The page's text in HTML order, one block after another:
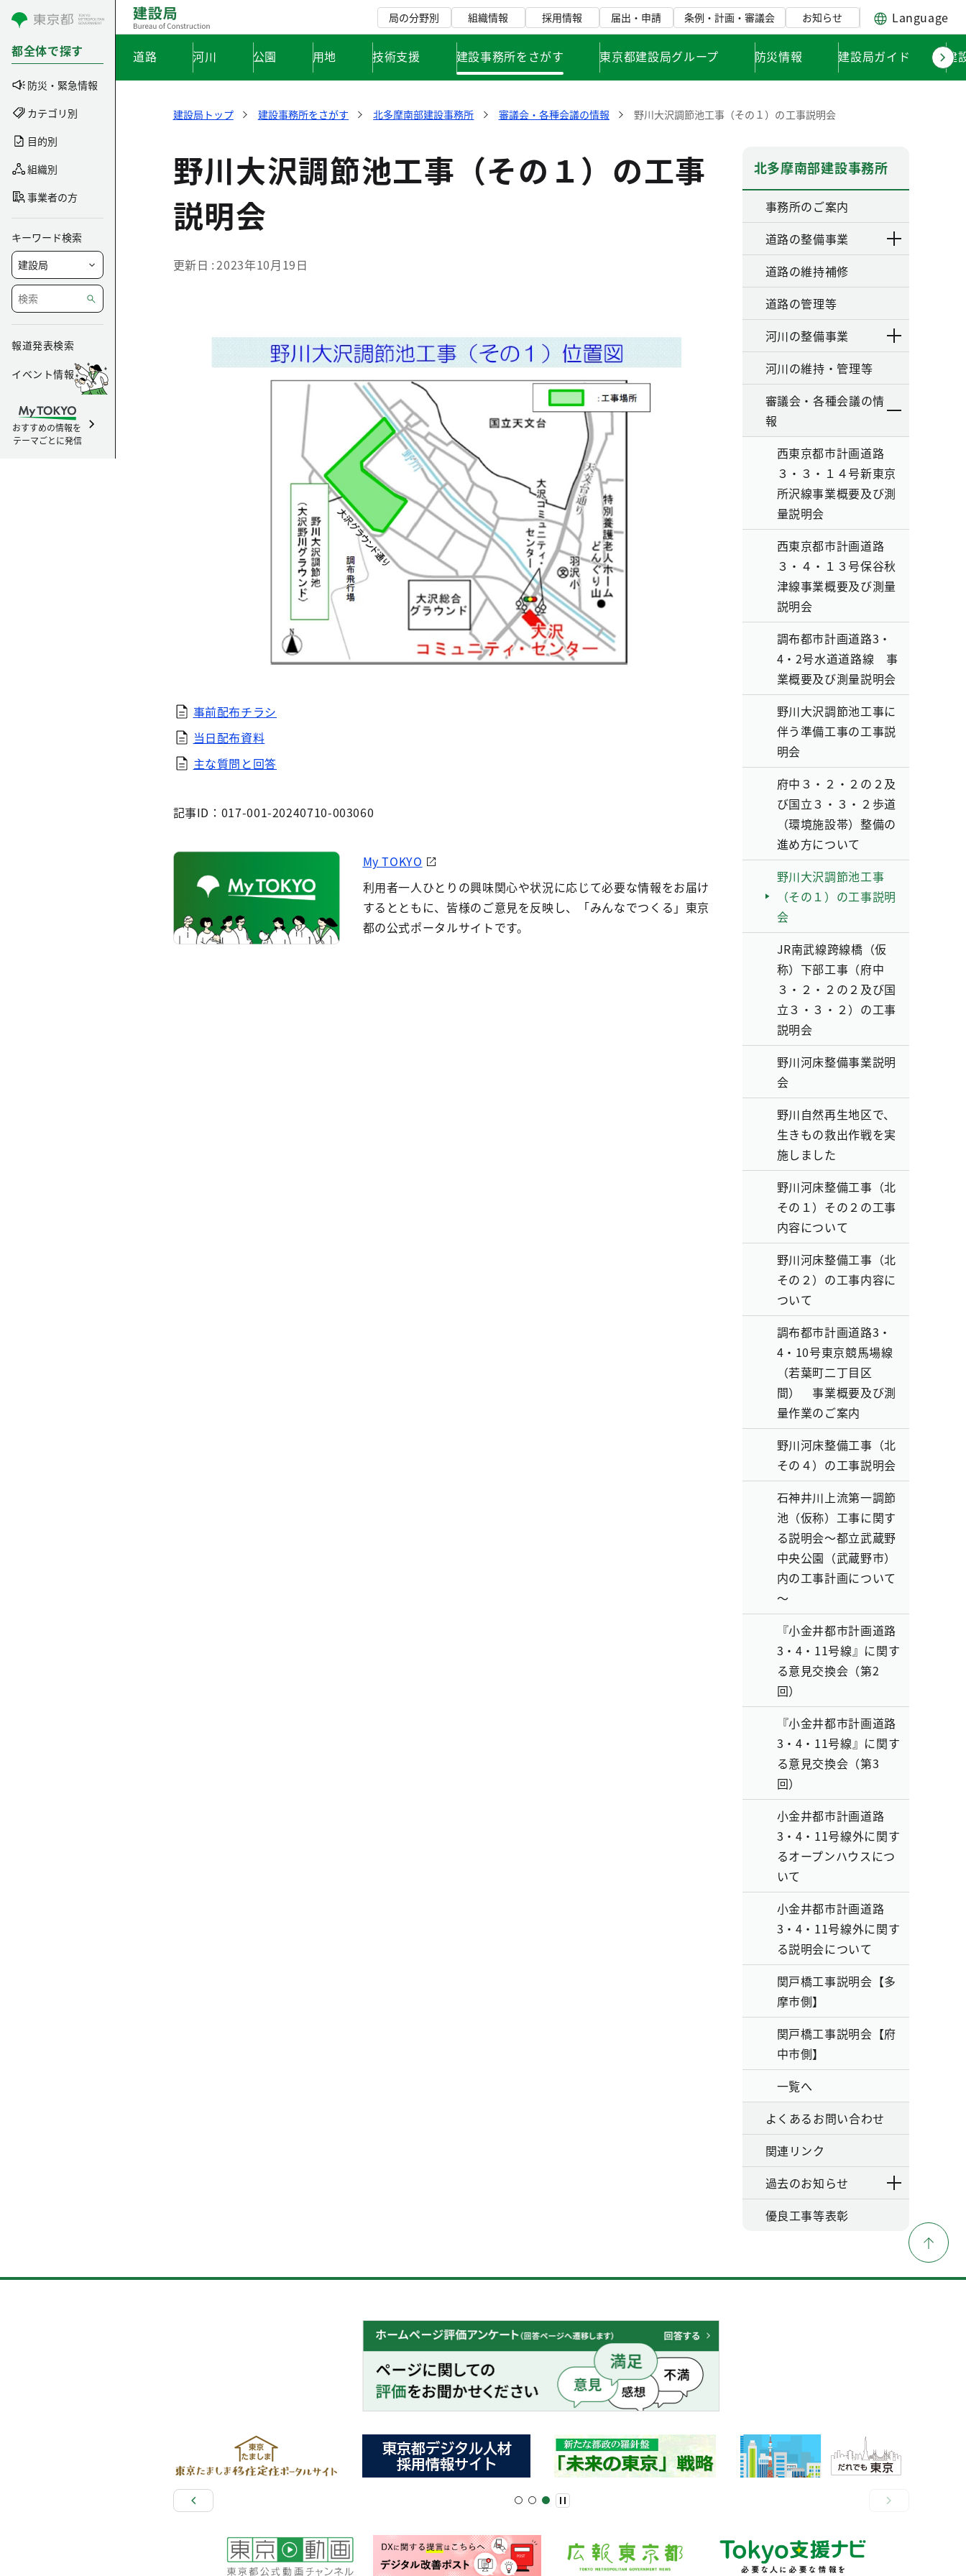
コンテンツにスキップ
都全体で探す
防災・緊急情報
カテゴリ別
目的別
組織別
事業者の方
キーワード検索
報道発表検索
イベント情報
おすすめの情報を
テーマごとに発信
局の分野別 組織情報 採用情報 届出・申請 条例・計画・審議会 お知らせ Language
道路 河川 公園 用地 技術支援 建設事務所をさがす 東京都建設局グループ 防災情報 建設局ガイド 建
建設局トップ 建設事務所をさがす 北多摩南部建設事務所 審議会・各種会議の情報 野川大沢調節池工事（その１）の工事説明会
野川大沢調節池工事（その１）の工事
説明会
更新日 2023年10月19日
事前配布チラシ
当日配布資料
主な質問と回答
記事ID：017-001-20240710-003060
My TOKYO
利用者一人ひとりの興味関心や状況に応じて必要な情報をお届け
するとともに、皆様のご意見を反映し、「みんなでつくる」東京
都の公式ポータルサイトです。
北多摩南部建設事務所
事務所のご案内
道路の整備事業
道路の維持補修
道路の管理等
河川の整備事業
河川の維持・管理等
審議会・各種会議の情
報
西東京都市計画道路
３・３・１４号新東京
所沢線事業概要及び測
量説明会
西東京都市計画道路
３・４・１３号保谷秋
津線事業概要及び測量
説明会
調布都市計画道路3・
4・2号水道道路線 事
業概要及び測量説明会
野川大沢調節池工事に
伴う準備工事の工事説
明会
府中３・２・２の２及
び国立３・３・２歩道
（環境施設帯）整備の
進め方について
野川大沢調節池工事
（その１）の工事説明
会
JR南武線跨線橋（仮
称）下部工事（府中
３・２・２の２及び国
立３・３・２）の工事
説明会
野川河床整備事業説明
会
野川自然再生地区で、
生きもの救出作戦を実
施しました
野川河床整備工事（北
その１）その２の工事
内容について
野川河床整備工事（北
その２）の工事内容に
ついて
調布都市計画道路3・
4・10号東京競馬場線
（若葉町二丁目区
間） 事業概要及び測
量作業のご案内
野川河床整備工事（北
その４）の工事説明会
石神井川上流第一調節
池（仮称）工事に関す
る説明会～都立武蔵野
中央公園（武蔵野市）
内の工事計画について
～
『小金井都市計画道路
3・4・11号線』に関す
る意見交換会（第2
回）
『小金井都市計画道路
3・4・11号線』に関す
る意見交換会（第3
回）
小金井都市計画道路
3・4・11号線外に関す
るオープンハウスにつ
いて
小金井都市計画道路
3・4・11号線外に関す
る説明会について
関戸橋工事説明会【多
摩市側】
関戸橋工事説明会【府
中市側】
一覧へ
よくあるお問い合わせ
関連リンク
過去のお知らせ
優良工事等表彰